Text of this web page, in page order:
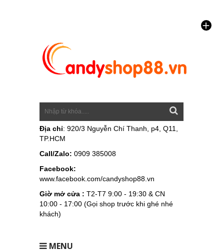
Địa chỉ: 920/3 Nguyễn Chí Thanh, p4, Q11,
TP.HCM
Call/Zalo: 0909 385008
Facebook:
www.facebook.com/candyshop88.vn
Giờ mở cửa : T2-T7 9:00 - 19:30 & CN
10:00 - 17:00 (Gọi shop trước khi ghé nhé
khách)
MENU